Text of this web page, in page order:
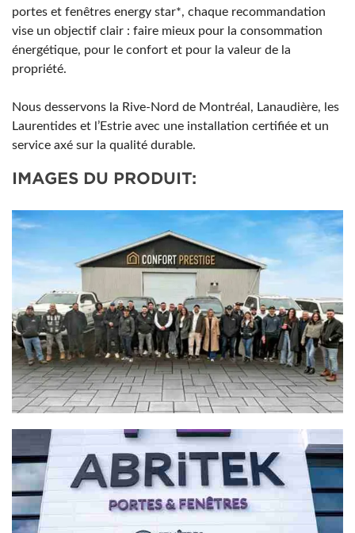
portes et fenêtres energy star*, chaque recommandation
vise un objectif clair : faire mieux pour la consommation
énergétique, pour le confort et pour la valeur de la
propriété.
Nous desservons la Rive-Nord de Montréal, Lanaudière, les
Laurentides et l’Estrie avec une installation certifiée et un
service axé sur la qualité durable.
IMAGES DU PRODUIT: